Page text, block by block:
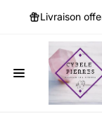
passer Livraison